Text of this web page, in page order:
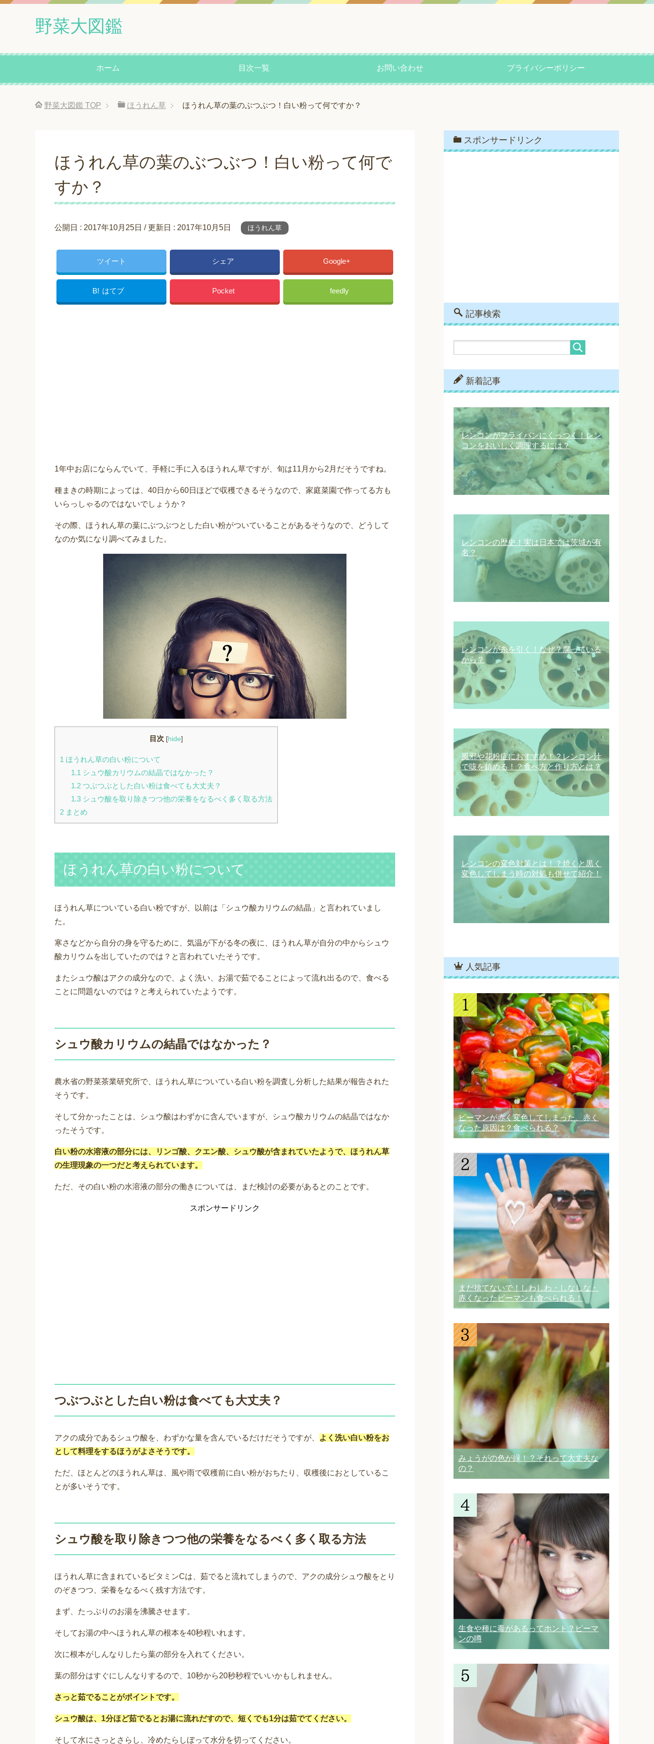
野菜大図鑑
ホーム 目次一覧 お問い合わせ プライバシーポリシー
野菜大図鑑 TOP ほうれん草 ほうれん草の葉のぶつぶつ！白い粉って何ですか？
ほうれん草の葉のぶつぶつ！白い粉って何で
すか？
公開日 : 2017年10月25日 / 更新日 : 2017年10月5日 ほうれん草
ツイート シェア Google+
B! はてブ Pocket feedly
1年中お店にならんでいて、手軽に手に入るほうれん草ですが、旬は11月から2月だそうですね。
種まきの時期によっては、40日から60日ほどで収穫できるそうなので、家庭菜園で作ってる方も
いらっしゃるのではないでしょうか？
その際、ほうれん草の葉にぶつぶつとした白い粉がついていることがあるそうなので、どうして
なのか気になり調べてみました。
目次 [hide]
1 ほうれん草の白い粉について
1.1 シュウ酸カリウムの結晶ではなかった？
1.2つぶつぶとした白い粉は食べても大丈夫？
1.3シュウ酸を取り除きつつ他の栄養をなるべく多く取る方法
2 まとめ
ほうれん草の白い粉について
ほうれん草についている白い粉ですが、以前は「シュウ酸カリウムの結晶」と言われていまし
た。
寒さなどから自分の身を守るために、気温が下がる冬の夜に、ほうれん草が自分の中からシュウ
酸カリウムを出していたのでは？と言われていたそうです。
またシュウ酸はアクの成分なので、よく洗い、お湯で茹でることによって流れ出るので、食べる
ことに問題ないのでは？と考えられていたようです。
シュウ酸カリウムの結晶ではなかった？
農水省の野菜茶業研究所で、ほうれん草についている白い粉を調査し分析した結果が報告された
そうです。
そして分かったことは、シュウ酸はわずかに含んでいますが、シュウ酸カリウムの結晶ではなか
ったそうです。
白い粉の水溶液の部分には、リンゴ酸、クエン酸、シュウ酸が含まれていたようで、ほうれん草
の生理現象の一つだと考えられています。
ただ、その白い粉の水溶液の部分の働きについては、まだ検討の必要があるとのことです。
スポンサードリンク
つぶつぶとした白い粉は食べても大丈夫？
アクの成分であるシュウ酸を、わずかな量を含んでいるだけだそうですが、
よく洗い白い粉をお
として料理をするほうがよさそうです。
ただ、ほとんどのほうれん草は、風や雨で収穫前に白い粉がおちたり、収穫後におとしているこ
とが多いそうです。
シュウ酸を取り除きつつ他の栄養をなるべく多く取る方法
ほうれん草に含まれているビタミンCは、茹でると流れてしまうので、アクの成分シュウ酸をとり
のぞきつつ、栄養をなるべく残す方法です。
まず、たっぷりのお湯を沸騰させます。
そしてお湯の中へほうれん草の根本を40秒程いれます。
次に根本がしんなりしたら葉の部分を入れてください。
葉の部分はすぐにしんなりするので、10秒から20秒秒程でいいかもしれません。
さっと茹でることがポイントです。
シュウ酸は、1分ほど茹でるとお湯に流れだすので、短くでも1分は茹でてください。
そして水にさっとさらし、冷めたらしぼって水分を切ってください。
スポンサードリンク
記事検索
新着記事
レンコンがフライパンにくっつく！レン
コンをおいしく調理するには？
レンコンの歴史！実は日本では茨城が有
名？
レンコンが糸を引く！なぜ？腐っている
から？
風邪や花粉症におすすめ！？レンコン汁
で咳を鎮める！？食べ方と作り方とは？
レンコンの変色対策とは！？焼くと黒く
変色してしまう時の対処も併せて紹介！
人気記事
ピーマンが赤く変色してしまった、赤く
なった原因は？食べられる？
まだ捨てないで！しわしわ・しなしな・
赤くなったピーマンも食べられる！
みょうがの色が緑！？それって大丈夫な
の？
生食や種に毒があるってホント？ピーマ
ンの噂